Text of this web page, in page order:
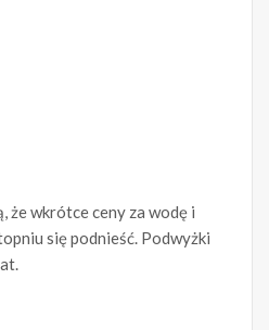
że wkrótce ceny za wodę i
się podnieść. Podwyżki